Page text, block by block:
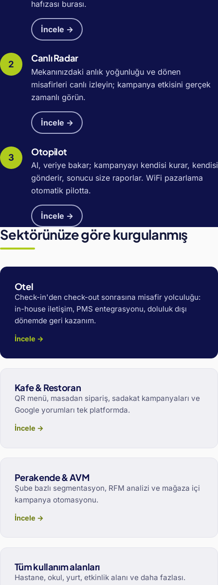
hafızası burası.
İncele →
Canlı Radar
Mekanınızdaki anlık yoğunluğu ve dönen
misafirleri canlı izleyin; kampanya etkisini gerçek
zamanlı görün.
İncele →
Otopilot
AI, veriye bakar; kampanyayı kendisi kurar, kendisi
gönderir, sonucu size raporlar. WiFi pazarlama
otomatik pilotta.
İncele →
Sektörünüze göre kurgulanmış
Otel
Check-in'den check-out sonrasına misafir yolculuğu:
in-house iletişim, PMS entegrasyonu, doluluk dışı
dönemde geri kazanım.
İncele →
Kafe & Restoran
QR menü, masadan sipariş, sadakat kampanyaları ve
Google yorumları tek platformda.
İncele →
Perakende & AVM
Şube bazlı segmentasyon, RFM analizi ve mağaza içi
kampanya otomasyonu.
İncele →
Tüm kullanım alanları
Hastane, okul, yurt, etkinlik alanı ve daha fazlası.